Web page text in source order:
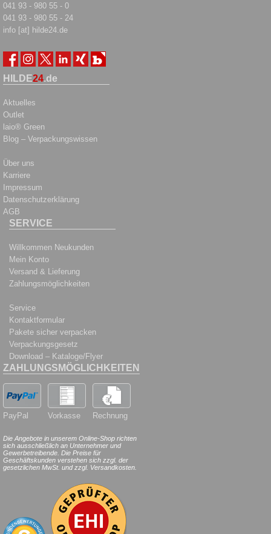
041 93 - 980 55 - 0
041 93 - 980 55 - 24
info [at] hilde24.de
HILDE24.de
Aktuelles
Outlet
laio® Green
Blog – Verpackungswissen
Über uns
Karriere
Impressum
Datenschutzerklärung
AGB
SERVICE
Willkommen Neukunden
Mein Konto
Versand & Lieferung
Zahlungsmöglichkeiten
Service
Kontaktformular
Pakete sicher verpacken
Verpackungsgesetz
Download – Kataloge/Flyer
ZAHLUNGSMÖGLICHKEITEN
PayPal Vorkasse Rechnung
Die Angebote in unserem Online-Shop richten
sich ausschließlich an Unternehmer und
Gewerbetreibende. Die Preise für
Geschäftskunden verstehen sich zzgl. der
gesetzlichen MwSt. und zzgl. Versandkosten.